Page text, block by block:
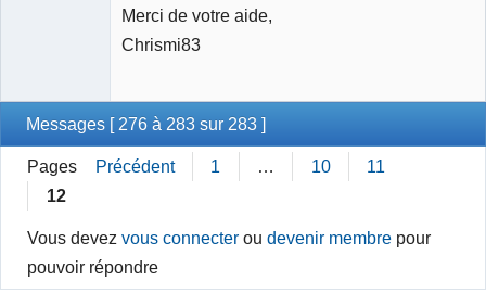
Merci de votre aide,
Chrismi83
Messages [ 276 à 283 sur 283 ]
Pages Précédent 1 … 10
11
12
Vous devezvous connecter oudevenir membre pour
pouvoir répondre